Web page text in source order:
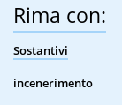
Rima con:
Sostantivi
incenerimento